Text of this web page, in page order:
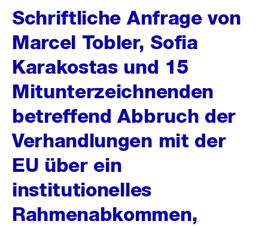
Schriftliche Anfrage von
Marcel Tobler, Sofia
Karakostas und 15
Mitunterzeichnenden
betreffend Abbruch der
Verhandlungen mit der
EU über ein
institutionelles
Rahmenabkommen,